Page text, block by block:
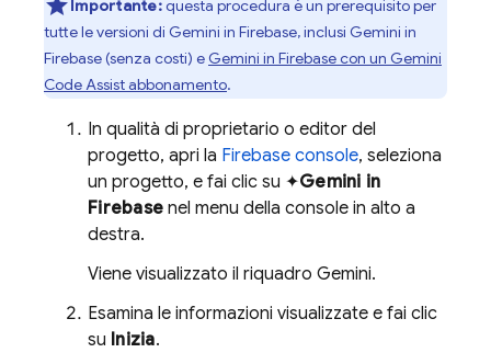
Importante:questa procedura è un prerequisito per
tutte le versioni di Gemini in Firebase, inclusi Gemini in
Firebase(senza costi) e Gemini in Firebasecon un Gemini
Code Assistabbonamento.
In qualità di proprietario o editor del
progetto, apri la Firebase console, seleziona
un progetto, e fai clic su ✦Gemini in
Firebase nel menu della console in alto a
destra.
Viene visualizzato il riquadro Gemini.
Esamina le informazioni visualizzate e fai clic
su Inizia.